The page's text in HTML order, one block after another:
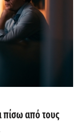
πίσω από τους